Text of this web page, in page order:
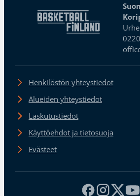
Henkilöstön yhteystiedot
Alueiden yhteystiedot
Laskutustiedot
Käyttöehdot ja tietosuoja
Evästeet